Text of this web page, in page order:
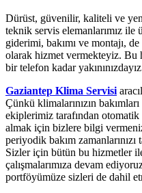
Dürüst, güvenilir, kaliteli ve
teknik servis elemanlarımız ile
giderimi, bakımı ve montajı,
olarak hizmet vermekteyiz. Bu
bir telefon kadar
Gaziantep Klima Servisi
Çünkü klimalarınızın
ekiplerimiz tarafından
almak için bizlere bilgi
periyodik bakım
Sizler için bütün bu hizmetler
çalışmalarımıza devam
portföyümüze sizleri de dahil